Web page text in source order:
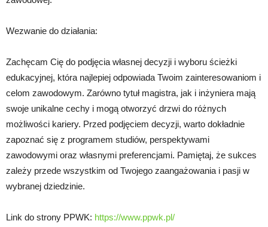
Wezwanie do działania:
Zachęcam Cię do podjęcia własnej decyzji i wyboru ścieżki
edukacyjnej, która najlepiej odpowiada Twoim zainteresowaniom i
celom zawodowym. Zarówno tytuł magistra, jak i inżyniera mają
swoje unikalne cechy i mogą otworzyć drzwi do różnych
możliwości kariery. Przed podjęciem decyzji, warto dokładnie
zapoznać się z programem studiów, perspektywami
zawodowymi oraz własnymi preferencjami. Pamiętaj, że sukces
zależy przede wszystkim od Twojego zaangażowania i pasji w
wybranej dziedzinie.
Link do strony PPWK: https://www.ppwk.pl/